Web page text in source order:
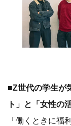
■Z世代の学生が
ト」と「女性の
「働くときに福